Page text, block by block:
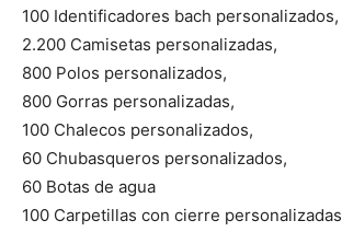
100 Identificadores bach personalizados,
2.200 Camisetas personalizadas,
800 Polos personalizados,
800 Gorras personalizadas,
100 Chalecos personalizados,
60 Chubasqueros personalizados,
60 Botas de agua
100 Carpetillas con cierre personalizadas